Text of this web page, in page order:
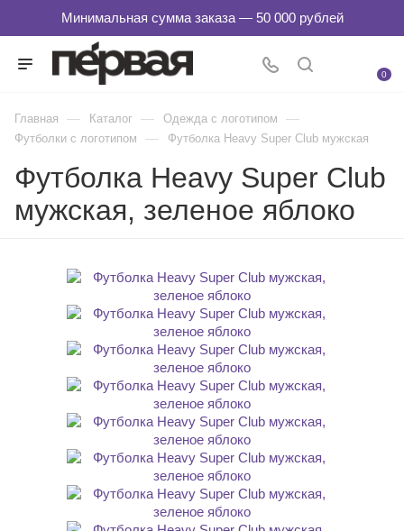
0
Главная — Каталог — Одежда с логотипом —
Футболки с логотипом — Футболка Heavy Super Club мужская
Футболка Heavy Super Club
мужская, зеленое яблоко